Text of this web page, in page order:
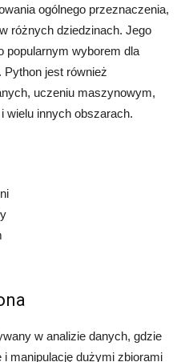
ogólnego przeznaczenia,
różnych dziedzinach. Jego
popularnym wyborem dla
jest również
uczeniu maszynowym,
wielu innych obszarach.
w analizie danych, gdzie
i manipulację dużymi zbiorami